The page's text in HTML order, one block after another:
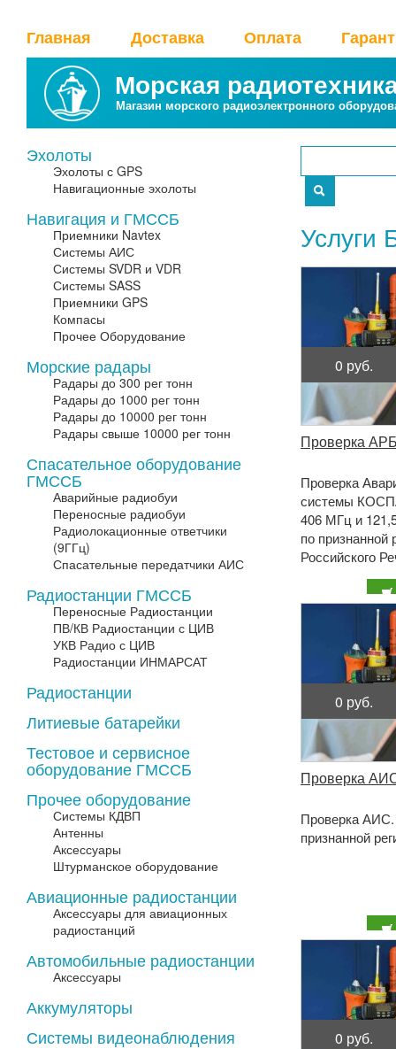
Главная Доставка Оплата
Морская
Магазин морского радиоэлектронного
Эхолоты
Эхолоты с GPS
Навигационные эхолоты
Навигация и ГМССБ
Приемники Navtex
Системы АИС
Системы SVDR и VDR
Системы SASS
Приемники GPS
Компасы
Прочее Оборудование
Морские радары
Радары до 300 рег тонн
Радары до 1000 рег тонн
Радары до 10000 рег тонн
Радары свыше 10000 рег тонн
Спасательное оборудование
ГМССБ
Аварийные радиобуи
Переносные радиобуи
Радиолокационные ответчики
(9ГГц)
Спасательные передатчики АИС
Радиостанции ГМССБ
Переносные Радиостанции
ПВ/КВ Радиостанции с ЦИВ
УКВ Радио с ЦИВ
Радиостанции ИНМАРСАТ
Радиостанции
Литиевые батарейки
Тестовое и сервисное
оборудование ГМССБ
Прочее оборудование
Системы КДВП
Антенны
Аксессуары
Штурманское оборудование
Авиационные радиостанции
Аксессуары для авиационных
радиостанций
Автомобильные радиостанции
Аксессуары
Аккумуляторы
Системы видеонаблюдения
Услуги
0 руб.
Проверка
Проверка
системы
406 МГц и
по
Российского
Российского
0 руб.
Проверка
Проверка АИС.
признанной
0 руб.